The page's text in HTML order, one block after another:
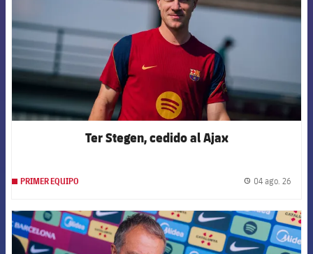
Ter Stegen, cedido al Ajax
PRIMER EQUIPO 04 ago. 26
FCB Barcelona badge